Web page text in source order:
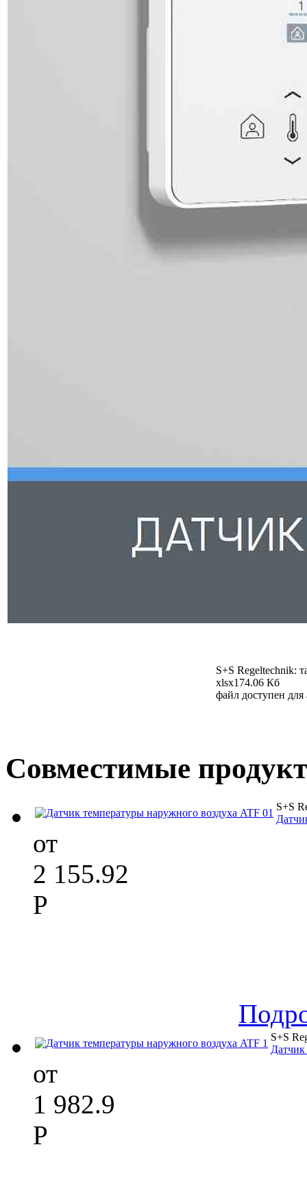
S+S Regeltechnik:
xlsx174.06 Кб
файл доступен для
Совместимые
S+S
от
2 155.92
Р
S+S
от
1 982.9
Р